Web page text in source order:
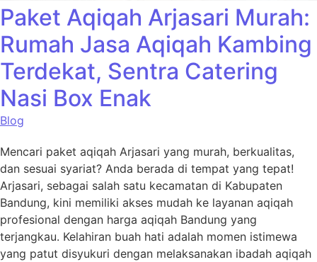
Paket Aqiqah Arjasari Murah:
Rumah Jasa Aqiqah Kambing
Terdekat, Sentra Catering
Nasi Box Enak
Blog
Mencari paket aqiqah Arjasari yang murah, berkualitas,
dan sesuai syariat? Anda berada di tempat yang tepat!
Arjasari, sebagai salah satu kecamatan di Kabupaten
Bandung, kini memiliki akses mudah ke layanan aqiqah
profesional dengan harga aqiqah Bandung yang
terjangkau. Kelahiran buah hati adalah momen istimewa
yang patut disyukuri dengan melaksanakan ibadah aqiqah